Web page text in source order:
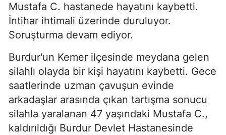
Mustafa C. hastanede hayatını kaybetti.
İntihar ihtimali üzerinde duruluyor.
Soruşturma devam ediyor.
Burdur'un Kemer ilçesinde meydana gelen
silahlı olayda bir kişi hayatını kaybetti. Gece
saatlerinde uzman çavuşun evinde
arkadaşlar arasında çıkan tartışma sonucu
silahla yaralanan 47 yaşındaki Mustafa C.,
kaldırıldığı Burdur Devlet Hastanesinde